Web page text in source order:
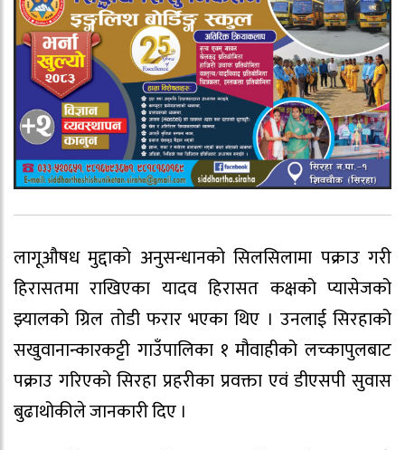
लागूऔषध मुद्दाको अनुसन्धानको सिलसिलामा पक्राउ गरी
हिरासतमा राखिएका यादव हिरासत कक्षको प्यासेजको
झ्यालको ग्रिल तोडी फरार भएका थिए । उनलाई सिरहाको
सखुवानान्कारकट्टी गाउँपालिका १ मौवाहीको लच्कापुलबाट
पक्राउ गरिएको सिरहा प्रहरीका प्रवक्ता एवं डीएसपी सुवास
बुढाथोकीले जानकारी दिए ।